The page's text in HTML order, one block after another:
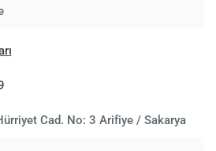
Cad. No: 3 Arifiye / Sakarya